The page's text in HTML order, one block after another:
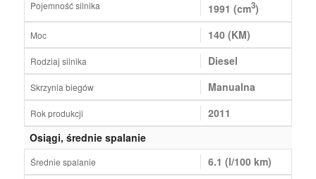
Pojemność silnika 1991 (cm3)
Moc 140 (KM)
Rodziaj silnika Diesel
Skrzynia biegów Manualna
Rok produkcji
2011
Osiągi, średnie spalanie
Średnie spalanie 6.1 (l/100 km)